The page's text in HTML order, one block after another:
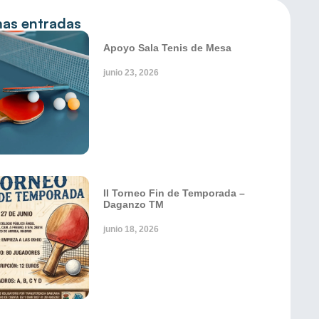
entradas
Apoyo Sala Tenis de Mesa
junio 23, 2026
II Torneo Fin de Temporada –
Daganzo TM
junio 18, 2026